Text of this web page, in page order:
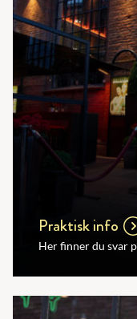
Praktisk info
Her finner du svar